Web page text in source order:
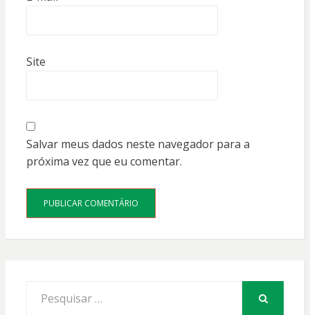
Site
Salvar meus dados neste navegador para a
próxima vez que eu comentar.
por: